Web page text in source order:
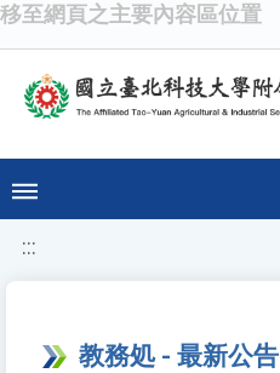
移至網頁之主要內容區位置
:::
教務処 - 最新公告